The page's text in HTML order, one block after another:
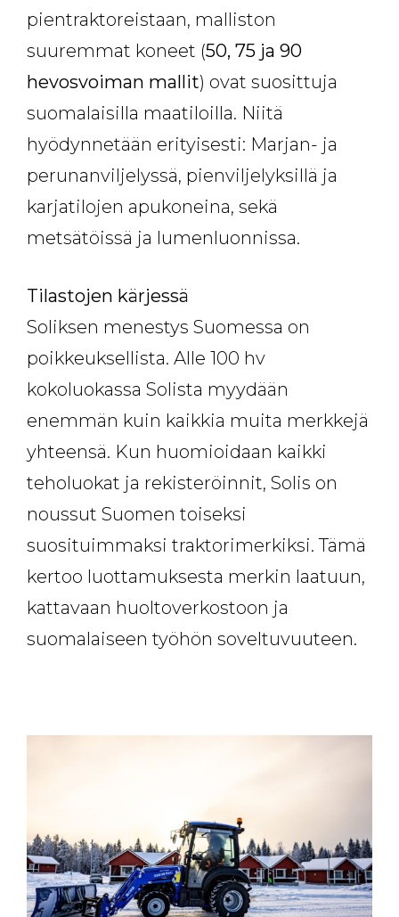
pientraktoreistaan, malliston
suuremmat koneet (50, 75 ja 90
hevosvoiman mallit) ovat suosittuja
suomalaisilla maatiloilla. Niitä
hyödynnetään erityisesti: Marjan- ja
perunanviljelyssä, pienviljelyksillä ja
karjatilojen apukoneina, sekä
metsätöissä ja lumenluonnissa.
Tilastojen kärjessä
Soliksen menestys Suomessa on
poikkeuksellista. Alle 100 hv
kokoluokassa Solista myydään
enemmän kuin kaikkia muita merkkejä
yhteensä. Kun huomioidaan kaikki
teholuokat ja rekisteröinnit, Solis on
noussut Suomen toiseksi
suosituimmaksi traktorimerkiksi. Tämä
kertoo luottamuksesta merkin laatuun,
kattavaan huoltoverkostoon ja
suomalaiseen työhön soveltuvuuteen.